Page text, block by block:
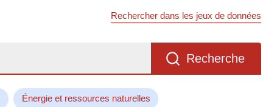
Rechercher dans les jeux de données
Recherche
Énergie et ressources naturelles